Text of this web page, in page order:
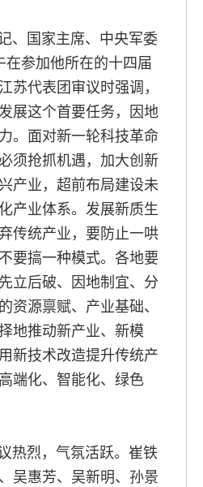
国家主席、中央军委
在参加他所在的十四届
苏代表团审议时强调，
展这个首要任务，因地
。面对新一轮科技革命
须抢抓机遇，加大创新
产业，超前布局建设未
产业体系。发展新质生
传统产业，要防止一哄
要搞一种模式。各地要
立后破、因地制宜、分
资源禀赋、产业基础、
地推动新产业、新模
新技术改造提升传统产
端化、智能化、绿色
烈，气氛活跃。崔铁
吴惠芳、吴新明、孙景